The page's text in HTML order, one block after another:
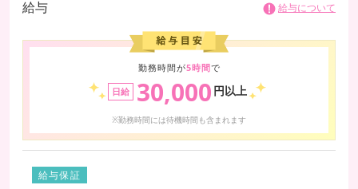
給与 給与について
勤務時間が5時間で
日給 30,000 円以上
※勤務時間には待機時間も含まれます
給与保証